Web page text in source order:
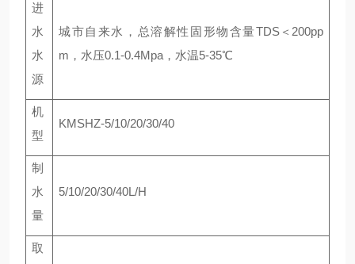
进
水
水
源
城市自来水，总溶解性固形物含量TDS＜200pp
m，水压0.1-0.4Mpa，水温5-35℃
机
型
KMSHZ-5/10/20/30/40
制
水
量
5/10/20/30/40L/H
取